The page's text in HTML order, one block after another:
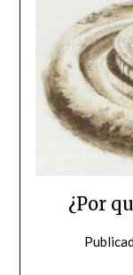
¿Por